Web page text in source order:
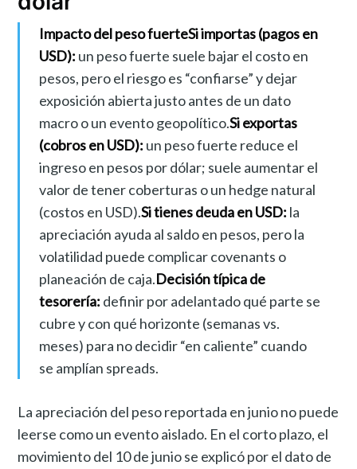
Impacto del peso fuerteSi importas (pagos en
USD): un peso fuerte suele bajar el costo en
pesos, pero el riesgo es “confiarse” y dejar
exposición abierta justo antes de un dato
macro o un evento geopolítico.Si exportas
(cobros en USD): un peso fuerte reduce el
ingreso en pesos por dólar; suele aumentar el
valor de tener coberturas o un hedge natural
(costos en USD).Si tienes deuda en USD: la
apreciación ayuda al saldo en pesos, pero la
volatilidad puede complicar covenants o
planeación de caja.Decisión típica de
tesorería: definir por adelantado qué parte se
cubre y con qué horizonte (semanas vs.
meses) para no decidir “en caliente” cuando
se amplían spreads.
La apreciación del peso reportada en junio no puede
leerse como un evento aislado. En el corto plazo, el
movimiento del 10 de junio se explicó por el dato de